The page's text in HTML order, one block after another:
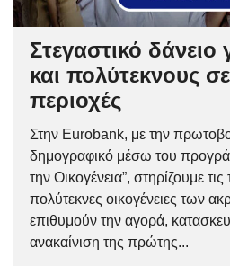
Στεγαστικό δάνειο
και πολύτεκνους σε
περιοχές
Στην Eurobank, με την
δημογραφικό μέσω του
την Οικογένεια”, στηρίζουμε τις
πολύτεκνες οικογένειες των
επιθυμούν την αγορά,
ανακαίνιση της πρώτης...